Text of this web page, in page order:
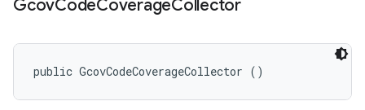
GcovCodeCoverageCollector
public GcovCodeCoverageCollector ()